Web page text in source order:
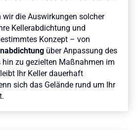
die Auswirkungen solcher
Kellerabdichtung und
Konzept – von
über Anpassung des
hin zu gezielten Maßnahmen im
Ihr Keller dauerhaft
sich das Gelände rund um Ihr